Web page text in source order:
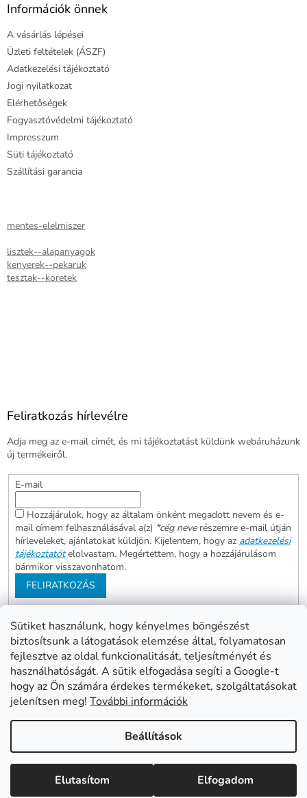
Sütiket használunk, hogy kényelmes böngészést
biztosítsunk a látogatások elemzése által, folyamatosan
fejlesztve az oldal funkcionalitását, teljesítményét és
használhatóságát. A sütik elfogadása segíti a Google-t
hogy az Ön számára érdekes termékeket, szolgáltatásokat
jelenítsen meg! További információk
Beállítások
Elutasítom Elfogadom
Információk önnek
A vásárlás lépései
Üzleti feltételek (ÁSZF)
Adatkezelési tájékoztató
Jogi nyilatkozat
Elérhetőségek
Fogyasztóvédelmi tájékoztató
Impresszum
Süti tájékoztató
Szállítási garancia
mentes-elelmiszer
lisztek--alapanyagok
kenyerek--pekaruk
tesztak--koretek
Feliratkozás hírlevélre
Adja meg az e-mail címét, és mi tájékoztatást küldünk webáruházunk
új termékeiről.
E-mail
Hozzájárulok, hogy az általam önként megadott nevem és e-
mail címem felhasználásával a(z) *cég neverészemre e-mail útján
hírleveleket, ajánlatokat küldjön. Kijelentem, hogy az adatkezelési
tájékoztatót elolvastam. Megértettem, hogy a hozzájárulásom
bármikor visszavonhatom.
FELIRATKOZÁS
Abonett
Mester Család
Civita
Copyright 2026www.mentes24.hu webshop. Minden jog
fenntartva.
Süti beállítások szerkesztése